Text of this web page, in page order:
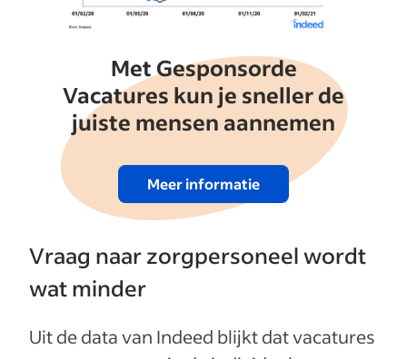
Met Gesponsorde
Vacatures kun je sneller de
juiste mensen aannemen
Meer informatie
Vraag naar zorgpersoneel wordt
wat minder
Uit de data van Indeed blijkt dat vacatures